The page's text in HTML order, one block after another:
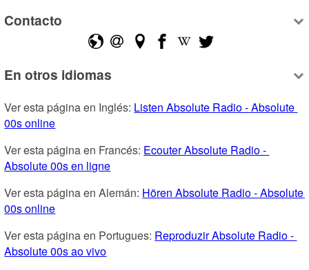
Contacto
En otros idiomas
Ver esta página en Inglés: Listen Absolute Radio - Absolute
00s online
Ver esta página en Francés: Ecouter Absolute Radio -
Absolute 00s en ligne
Ver esta página en Alemán: Hören Absolute Radio - Absolute
00s online
Ver esta página en Portugues: Reproduzir Absolute Radio -
Absolute 00s ao vivo